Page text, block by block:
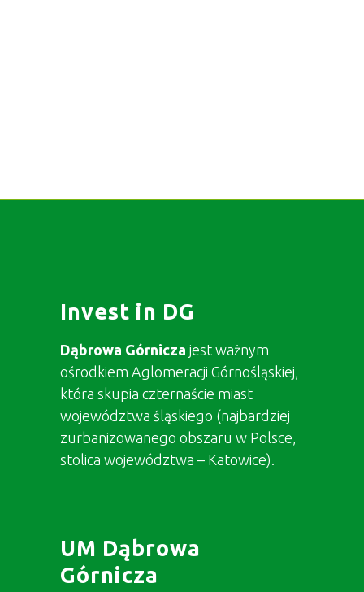
Invest in DG
Dąbrowa Górnicza jest ważnym
ośrodkiem Aglomeracji Górnośląskiej,
która skupia czternaście miast
województwa śląskiego (najbardziej
zurbanizowanego obszaru w Polsce,
stolica województwa – Katowice).
UM Dąbrowa
Górnicza